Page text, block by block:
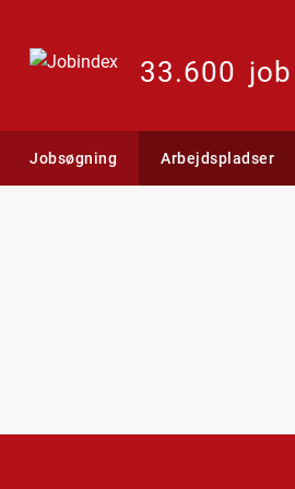
33.600
Jobsøgning Arbejdspladser